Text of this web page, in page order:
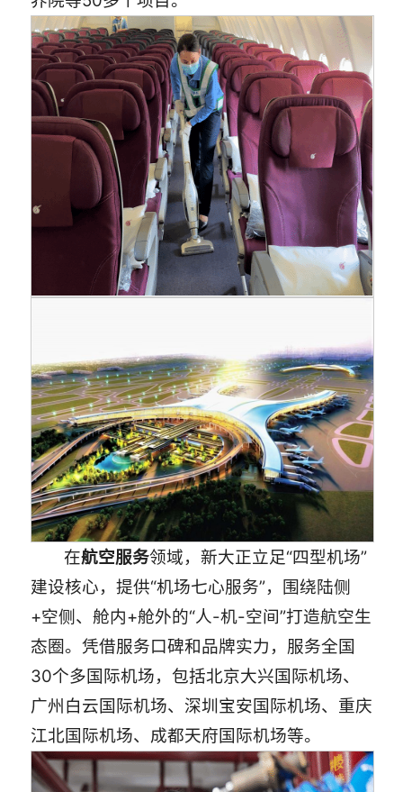
在航空服务领域，新大正立足“四型机场”
建设核心，提供“机场七心服务”，围绕陆侧
+空侧、舱内+舱外的“人-机-空间”打造航空生
态圈。凭借服务口碑和品牌实力，服务全国
30个多国际机场，包括北京大兴国际机场、
广州白云国际机场、深圳宝安国际机场、重庆
江北国际机场、成都天府国际机场等。